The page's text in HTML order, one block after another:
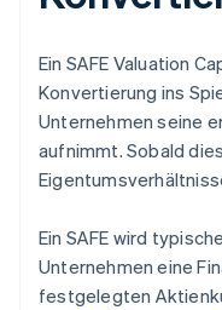
Ein SAFE Valuation
Konvertierung ins
Unternehmen seine
aufnimmt. Sobald
Ein SAFE wird
Unternehmen eine
festgelegten